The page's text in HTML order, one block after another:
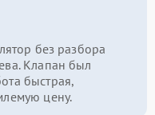
без разбора
Клапан был
быстрая,
цену.